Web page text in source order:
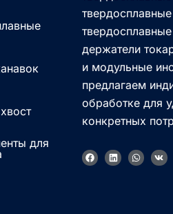
держатели
и модульные
предлагаем
обработке для
конкретных
F
a
L
i
W
h
V
k
для